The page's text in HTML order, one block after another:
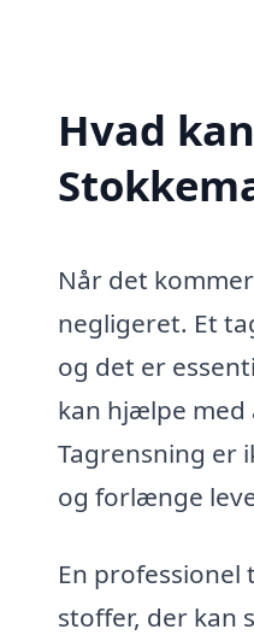
Hvad
Når det
negligeret. Et
og det er
kan hjælpe
Tagrensning er
og forlænge
En
stoffer, der kan